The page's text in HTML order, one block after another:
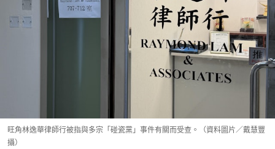
旺角林逸華律師行被指與多宗「碰瓷黨」事件有關而受查。（資料圖片／戴慧豐
攝）